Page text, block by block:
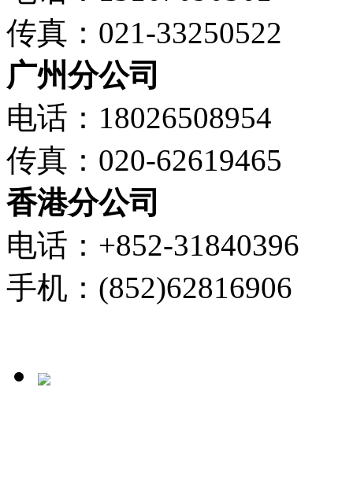
传真：021-33250522
广州分公司
电话：18026508954
传真：020-62619465
香港分公司
电话：+852-31840396
手机：(852)62816906